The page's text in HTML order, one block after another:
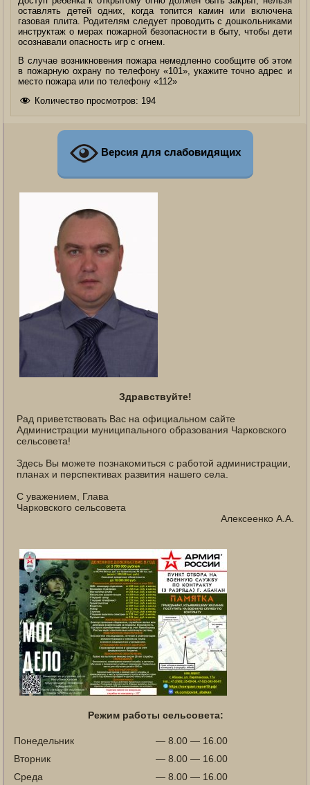
оставлять детей одних, когда топится камин или включена
газовая плита. Родителям следует проводить с дошкольниками
инструктаж о мерах пожарной безопасности в быту, чтобы дети
осознавали опасность игр с огнем.
В случае возникновения пожара немедленно сообщите об этом
в пожарную охрану по телефону «101», укажите точно адрес и
место пожара или по телефону «112»
Количество просмотров: 194
Версия для слабовидящих
Здравствуйте!
Рад приветствовать Вас на официальном сайте
Администрации муниципального образования Чарковского
сельсовета!
Здесь Вы можете познакомиться с работой администрации,
планах и перспективах развития нашего села.
С уважением, Глава
Чарковского сельсовета
Алексеенко А.А.
Режим работы сельсовета:
Понедельник
— 8.00 — 16.00
Вторник
— 8.00 — 16.00
Среда
— 8.00 — 16.00